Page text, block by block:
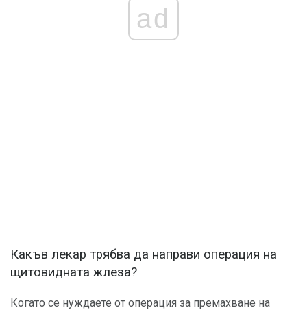
ad
Какъв лекар трябва да направи операция на
щитовидната жлеза?
Когато се нуждаете от операция за премахване на